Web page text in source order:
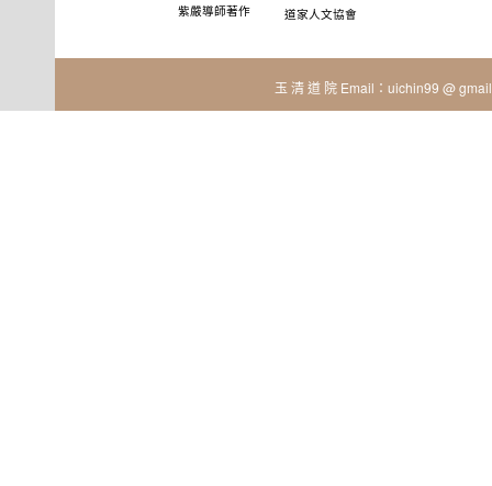
紫嚴導師著作
道家人文協會
玉 清 道 院 Email：uichin99 @